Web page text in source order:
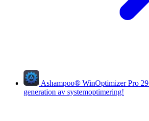
Ashampoo® WinOptimizer Pro 29
generation av systemoptimering!